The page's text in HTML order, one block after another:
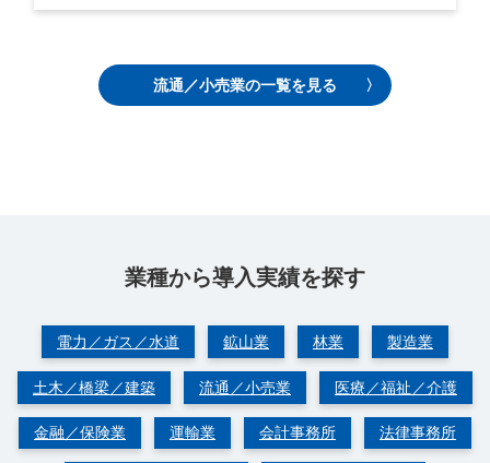
流通／小売業の一覧を見る
業種から導⼊実績を探す
電力／ガス／水道 鉱山業 林業 製造業
土木／橋梁／建築 流通／小売業 医療／福祉／介護
金融／保険業 運輸業 会計事務所 法律事務所